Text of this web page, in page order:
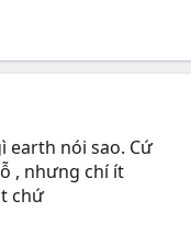
earth nói sao. Cứ
, nhưng chí ít
chứ